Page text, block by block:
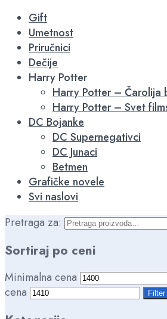
Gift
Umetnost
Priručnici
Dečije
Harry Potter
Harry Potter – Čarolija
Harry Potter – Svet
DC Bojanke
DC Supernegativci
DC Junaci
Betmen
Grafičke novele
Svi naslovi
Pretraga za:
Sortiraj po ceni
Minimalna cena
cena
Filter